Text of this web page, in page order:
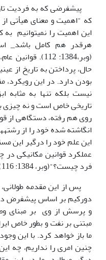
پیشفرضی که به فردیت
که "اهمیت و معنای هیأتی
این اهمیت را نمی­توانیم
هرقدر هم کامل باشد_
(وبر،1384: 112).
حال، پرداختن به تاریخ از
بودن دارد. در این رویکرد،
نیست بلکه تنها به مثابه
تاریخی خاص است و نه چیزی
روی هم رفته، دستگاهی از
انگاشته­ شده خود را از
این علم خود را درگیر این
عملکرد قوانین مکانیکی
فرد چیست؟"(وبر، 1384: 116)
پس از این مقدمه
دورکیم بر اساس پیش­فرض
و پرسش از وی بر مبنای
مبتنی بر نفت و بطور خاص
ما باز خواهد کرد. با این
چنین امری را نداریم، چه